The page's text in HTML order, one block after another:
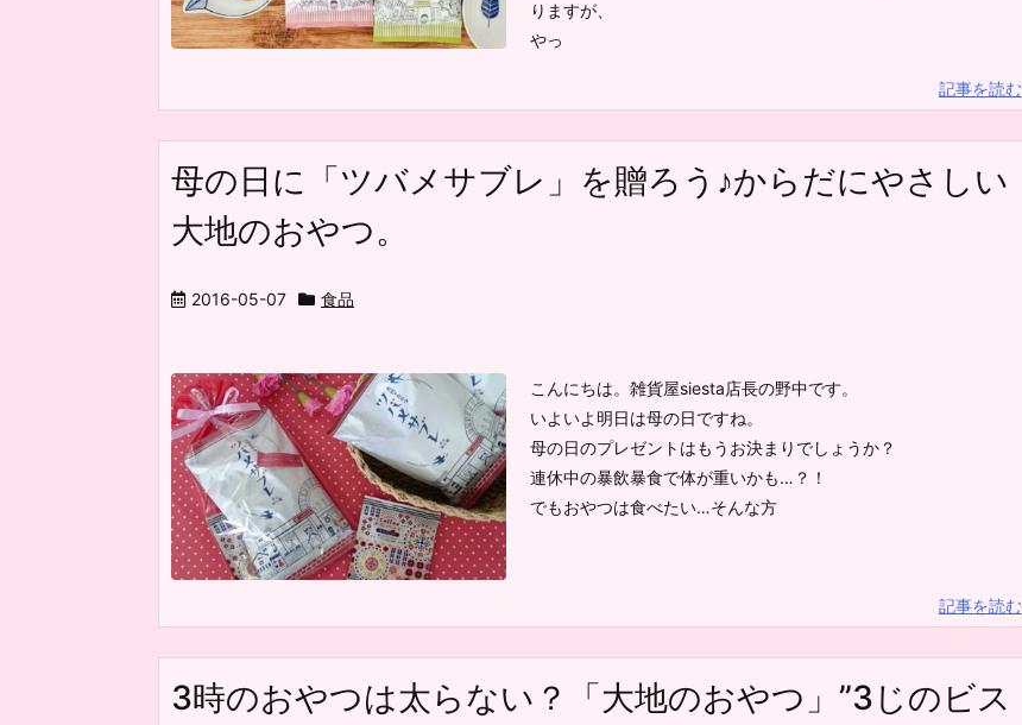
りますが、
やっ
記事を読む
母の日に「ツバメサブレ」を贈ろう♪からだにやさしい
大地のおやつ。
2016-05-07 食品
こんにちは。雑貨屋siesta店長の野中です。
いよいよ明日は母の日ですね。
母の日のプレゼントはもうお決まりでしょうか？
連休中の暴飲暴食で体が重いかも…？！
でもおやつは食べたい…そんな方
記事を読む
3時のおやつは太らない？「大地のおやつ」”3じのビス